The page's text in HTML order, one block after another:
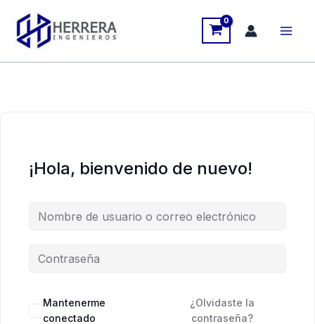
contenido
¡Hola, bienvenido de nuevo!
Mantenerme
conectado
¿Olvidaste la
contraseña?